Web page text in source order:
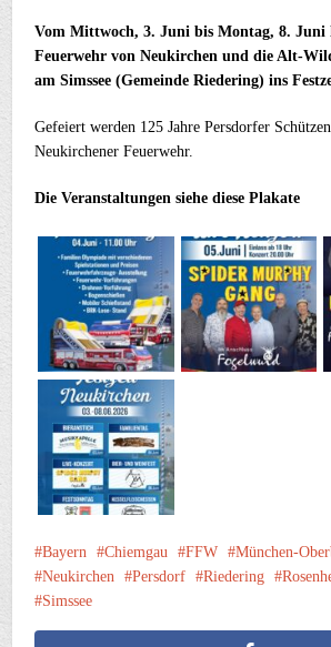
Vom Mittwoch, 3. Juni bis Montag, 8. Juni
Feuerwehr von Neukirchen und die Alt-
am Simssee (Gemeinde Riedering) ins
Gefeiert werden 125 Jahre Persdorfer
Neukirchener Feuerwehr.
Die Veranstaltungen siehe diese Plakate
Bayern Chiemgau FFW
München-
Neukirchen
Persdorf Riedering
Simssee